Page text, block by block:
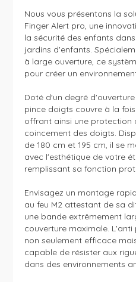
Nous vous présentons la
Finger Alert pro, une
la sécurité des enfants
jardins d'enfants.
à large ouverture, ce
pour créer un
Doté d'un degré d'ouverture
pince doigts couvre à la
offrant ainsi une protection
coincement des doigts.
de 180 cm et 195 cm, il se
avec l'esthétique de votre
remplissant sa fonction
Envisagez un montage
au feu M2 attestant de sa
une bande extrêmement
couverture maximale.
non seulement efficace
capable de résister aux
dans des environnements